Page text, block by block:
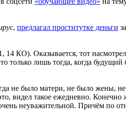
, предлагал проститутке деньги
14 КО). Оказывается, тот
только лишь тогда, когда будущий
не было матери, не было жены,
видел такое ежедневно. Конечно
неуважительной. Причём по